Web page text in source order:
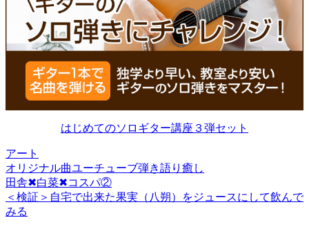
はじめてのソロギター講座３弾セット
アート
オリジナル曲ユーチューブ弾き語り 癒し
投
稿
前
の
投
田舎✖白菜✖コスパ②
次
の
＜検証＞自宅で出来た果実（八朔）をジュースにして飲んで
みる